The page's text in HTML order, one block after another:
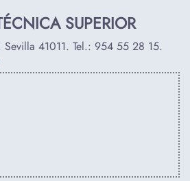
SUPERIOR
41011. Tel.: 954 55 28 15.